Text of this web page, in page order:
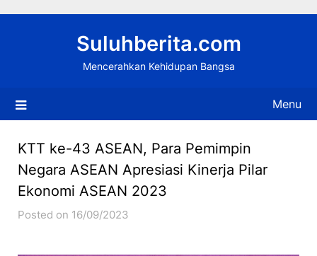
Suluhberita.com
Mencerahkan Kehidupan Bangsa
Menu
KTT ke-43 ASEAN, Para Pemimpin
Negara ASEAN Apresiasi Kinerja Pilar
Ekonomi ASEAN 2023
Posted on 16/09/2023